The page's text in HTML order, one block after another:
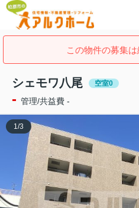
この物件の募集は
シェモワ八尾 空室0
- 管理/共益費 -
1/3